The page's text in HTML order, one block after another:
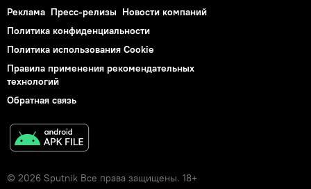
Реклама Пресс-релизы Новости компаний
Политика конфиденциальности
Политика использования Cookie
Правила применения рекомендательных
технологий
Обратная связь
© 2026 Sputnik Все права защищены. 18+